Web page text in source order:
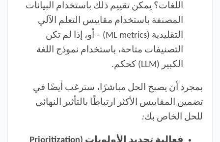
اللغات؟ يمكن تقييم ذلك باستخدام البيانات
المصنفة باستخدام مقاييس التعلم الآلي
التقليدية (ML metrics) – أو، إذا لم تكن
التصنيفات متاحة، باستخدام نموذج اللغة
الكبير (LLM) كحكم.
بمجرد أن يصبح الحل مباشرًا، سترغب أيضًا في
تضمين المقاييس الأكثر ارتباطًا بالتأثير النهائي
للحل الخاص بك: